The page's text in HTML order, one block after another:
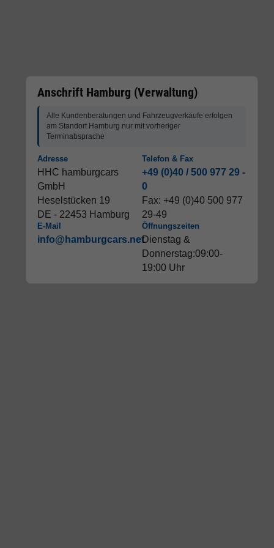
Anschrift Hamburg (Verwaltung)
Alle Kundenberatungen und Fahrzeugverkäufe erfolgen
am Standort Hamburg nur mit vorheriger
Terminabsprache
Adresse
HHC hamburgcars
GmbH
Heselstücken 19
DE - 22453 Hamburg
Telefon & Fax
+49 (0)40 / 500 977 29 -
0
Fax: +49 (0)40 500 977
29-49
E-Mail
info@hamburgcars.net
Öffnungszeiten
Dienstag &
Donnerstag:09:00-
19:00 Uhr